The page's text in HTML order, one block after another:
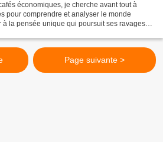
économiques, je cherche avant tout à
pour comprendre et analyser le monde
la pensée unique qui poursuit ses ravages
Page suivante >